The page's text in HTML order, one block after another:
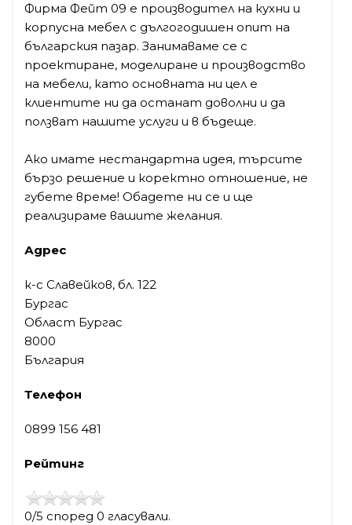
Фирма Фейт 09 е производител на кухни и
корпусна мебел с дългогодишен опит на
българския пазар. Занимаваме се с
проектиране, моделиране и производство
на мебели, като основната ни цел е
клиентите ни да останат доволни и да
ползват нашите услуги и в бъдеще.
Ако имате нестандартна идея, търсите
бързо решение и коректно отношение, не
губете време! Обадете ни се и ще
реализираме вашите желания.
Адрес
к-с Славейков, бл. 122
Бургас
Област Бургас
8000
България
Телефон
0899 156 481
Рейтинг
0/5 според 0 гласували.